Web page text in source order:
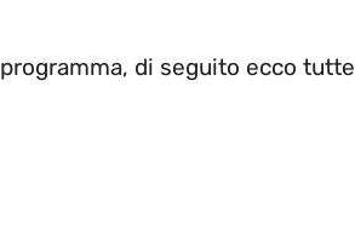
di seguito ecco tutte